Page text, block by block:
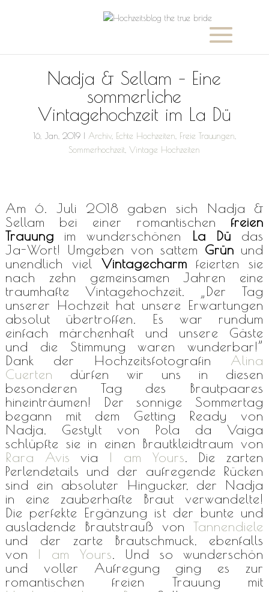
Nadja & Sellam – Eine
sommerliche
Vintagehochzeit im La Dü
16, Jan, 2019| Archiv, Echte Hochzeiten Freie Trauungen
Sommerhochzeit ,Vintage Hochzeiten
Am 6. Juli 2018 gaben sich Nadja &
Sellam bei einer romantischen freien
Trauung im wunderschönen La Dü das
Ja-Wort! Umgeben von sattem Grün und
unendlich viel Vintagecharm feierten sie
nach zehn gemeinsamen Jahren eine
traumhafte Vintagehochzeit. „Der Tag
unserer Hochzeit hat unsere Erwartungen
absolut übertroffen. Es war rundum
einfach märchenhaft und unsere Gäste
und die Stimmung waren wunderbar!”
Dank der Hochzeitsfotografin Alina
Cuerten dürfen wir uns in diesen
besonderen Tag des Brautpaares
hineinträumen! Der sonnige Sommertag
begann mit dem Getting Ready von
Nadja. Gestylt von Pola da Vaiga
schlüpfte sie in einen Brautkleidtraum von
Rara Avis via I am Yours. Die zarten
Perlendetails und der aufregende Rücken
sind ein absoluter Hingucker, der Nadja
in eine zauberhafte Braut verwandelte!
Die perfekte Ergänzung ist der bunte und
ausladende Brautstrauß vonTannendiele
und der zarte Brautschmuck, ebenfalls
von I am Yours. Und so wunderschön
und voller Aufregung ging es zur
romantischen freien Trauung mit